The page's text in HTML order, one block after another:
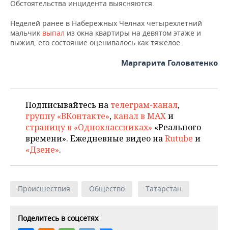
ONLINE-КОНФЕРЕНЦИИ
ХОККЕЙ
КИБЕРСПОРТ
ФИГУРНОЕ КАТАНИЕ
ВОДНЫЕ ВИДЫ СПОРТА
ВЛАСТЬ
КУЛЬТУРА
МЕДИЦИНА
ОБРАЗОВАНИЕ
СЮЖЕТЫ
СПИСОК КОМПАНИЙ
Обстоятельства инцидента выясняются.
Неделей ранее в Набережных Челнах четырехлетний
мальчик выпал из окна квартиры на девятом этаже и
выжил, его состояние оценивалось как тяжелое.
Маргарита Головатенко
Подписывайтесь на телеграм-канал,
группу «ВКонтакте»,канал в MAXи
страницу в «Одноклассниках» «Реального
времени». Ежедневные видео наRutube и
«Дзене».
Происшествия Общество Татарстан
Поделитесь в соцсетях